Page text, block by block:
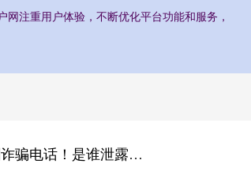
注重用户体验，不断优化平台功能和服务，
鼎冠配资 申领育儿补贴后接到诈骗电话！是谁泄露了他们的个人信息？